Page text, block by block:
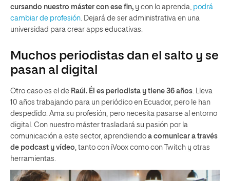
cursando nuestro máster con ese fin, y con lo aprenda, podrá
cambiar de profesión . Dejará de ser administrativa en una
universidad para crear apps educativas.
Muchos periodistas dan el salto y se
pasan al digital
Otro caso es el de Raúl. Él es periodista y tiene 36 años . Lleva
10 años trabajando para un periódico en Ecuador, pero le han
despedido. Ama su profesión, pero necesita pasarse al entorno
digital. Con nuestro máster trasladará su pasión por la
comunicación a este sector, aprendiendo a comunicar a través
de podcast y vídeo , tanto con iVoox como con Twitch y otras
herramientas.